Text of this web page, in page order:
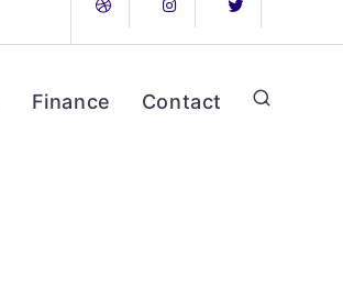
Finance Contact